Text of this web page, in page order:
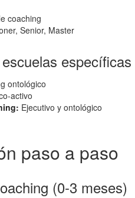
coaching
Senior, Master
específicas
ontológico
activo
Ejecutivo y ontológico
paso a paso
(0-3 meses)